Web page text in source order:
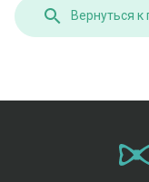
Вернуться к